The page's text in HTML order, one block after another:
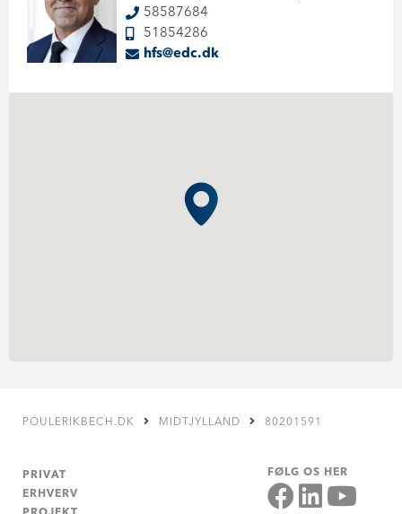
58587684
51854286
hfs@edc.dk
POULERIKBECH.DK MIDTJYLLAND 80201591
PRIVAT
ERHVERV
FØLG OS HER